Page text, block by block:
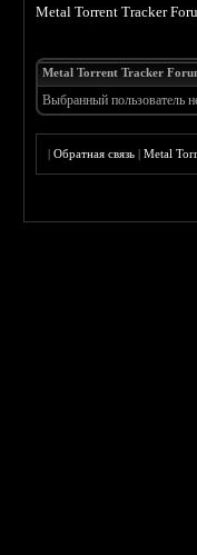
Metal Torrent Tracker
Metal Torrent Tracker
Выбранный пользователь
|Обратная связь |Metal